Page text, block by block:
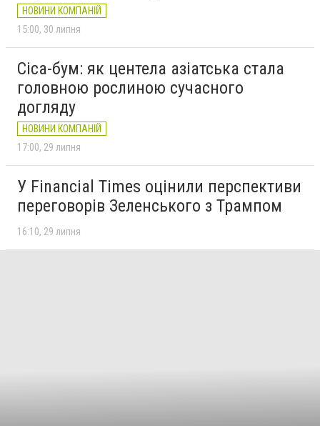
НОВИНИ КОМПАНІЙ
15:00 30 липня
Cica-бум: як центела азіатська стала
головною рослиною сучасного
догляду
НОВИНИ КОМПАНІЙ
17:00 29 липня
У Financial Times оцінили перспективи
переговорів Зеленського з Трампом
16:10 29 липня